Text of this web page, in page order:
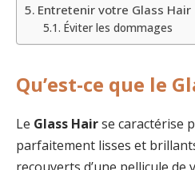
Entretenir votre Glass Hair
Éviter les dommages
Qu’est-ce que le
Le Glass Hairse caractérise
parfaitement lisses et